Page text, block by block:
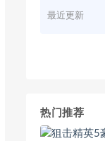
最近更新
热门推荐